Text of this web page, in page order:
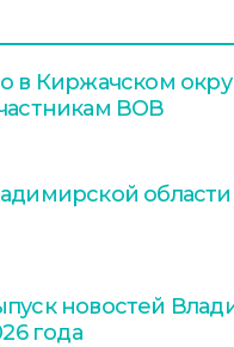
в Киржачском
ВОВ
области
новостей
года